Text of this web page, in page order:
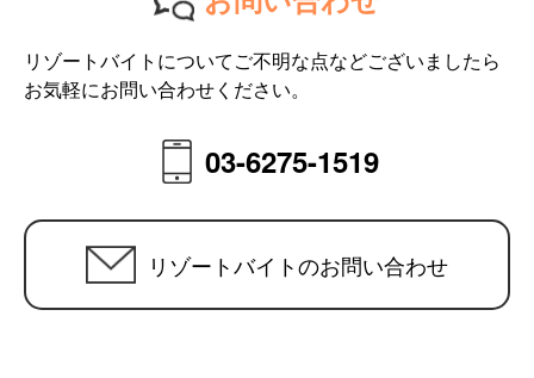
リゾートバイトについてご不明な点などございましたら
お気軽にお問い合わせください。
03-6275-1519
リゾートバイトのお問い合わせ